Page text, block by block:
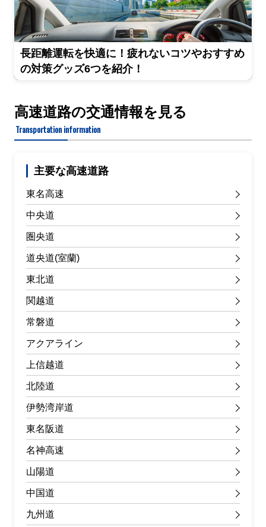
長距離運転を快適に！疲れないコツやおすすめ
の対策グッズ6つを紹介！
高速道路の交通情報を見る
Transportation information
主要な高速道路
東名高速
中央道
圏央道
道央道(室蘭)
東北道
関越道
常磐道
アクアライン
上信越道
北陸道
伊勢湾岸道
東名阪道
名神高速
山陽道
中国道
九州道